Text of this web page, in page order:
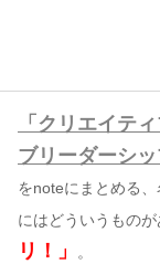
「クリエイテ
ブリーダーシッ
をnoteにまとめる
にはどういうもの
リ！」
。
お問い合わせ